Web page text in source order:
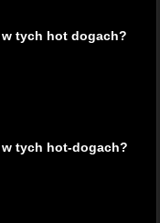
w tych hot dogach?
w tych hot-dogach?